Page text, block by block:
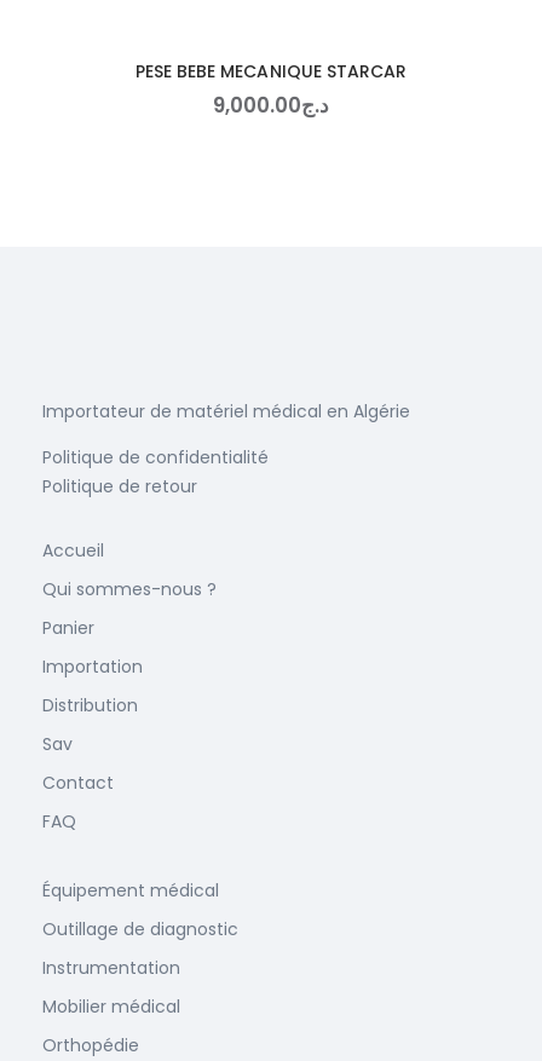
PESE BEBE MECANIQUE STARCAR
د.ج 9,000.00
Importateur de matériel médical en Algérie
Politique de confidentialité
Politique de retour
Accueil
Qui sommes-nous ?
Panier
Importation
Distribution
Sav
Contact
FAQ
Équipement médical
Outillage de diagnostic
Instrumentation
Mobilier médical
Orthopédie